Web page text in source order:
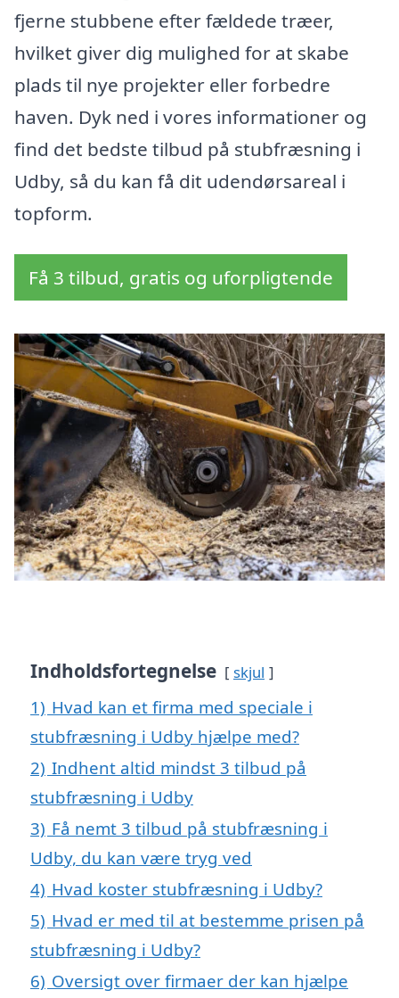
fjerne stubbene efter fældede træer,
hvilket giver dig mulighed for at skabe
plads til nye projekter eller forbedre
haven. Dyk ned i vores informationer og
find det bedste tilbud på stubfræsning i
Udby, så du kan få dit udendørsareal i
topform.
Få 3 tilbud, gratis og uforpligtende
Indholdsfortegnelse skjul
1) Hvad kan et firma med speciale i
stubfræsning i Udby hjælpe med?
2) Indhent altid mindst 3 tilbud på
stubfræsning i Udby
3) Få nemt 3 tilbud på stubfræsning i
Udby, du kan være tryg ved
4) Hvad koster stubfræsning i Udby?
5) Hvad er med til at bestemme prisen på
stubfræsning i Udby?
6) Oversigt over firmaer der kan hjælpe